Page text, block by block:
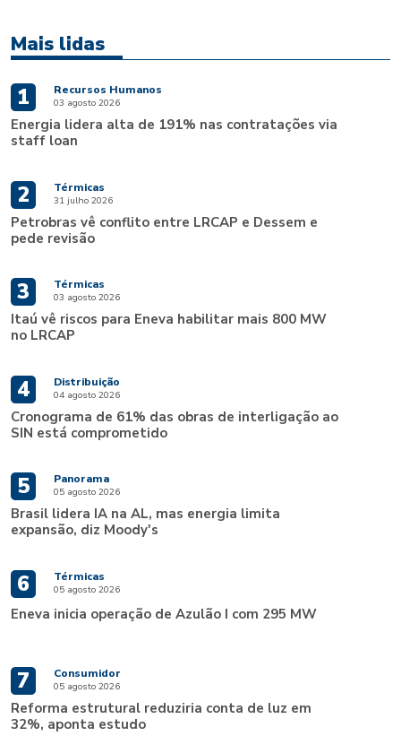
Mais lidas
1 Recursos Humanos
03 agosto 2026
Energia lidera alta de 191% nas contratações via
staff loan
2 Térmicas
31 julho 2026
Petrobras vê conflito entre LRCAP e Dessem e
pede revisão
3 Térmicas
03 agosto 2026
Itaú vê riscos para Eneva habilitar mais 800 MW
no LRCAP
4 Distribuição
04 agosto 2026
Cronograma de 61% das obras de interligação ao
SIN está comprometido
5 Panorama
05 agosto 2026
Brasil lidera IA na AL, mas energia limita
expansão, diz Moody's
6 Térmicas
05 agosto 2026
Eneva inicia operação de Azulão I com 295 MW
7 Consumidor
05 agosto 2026
Reforma estrutural reduziria conta de luz em
32%, aponta estudo